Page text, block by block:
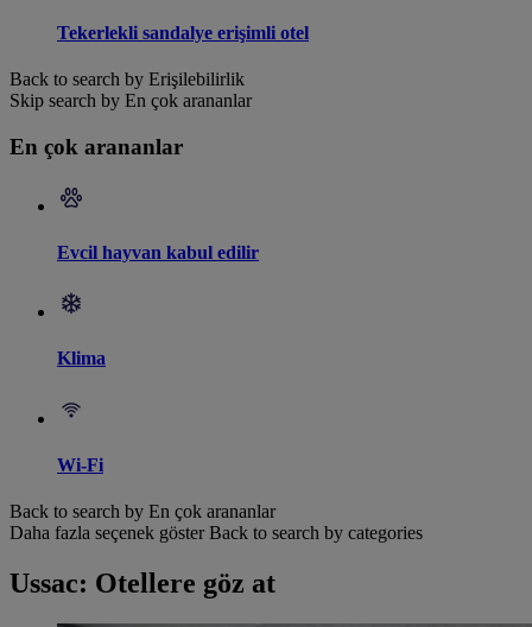
Tekerlekli sandalye erişimli otel
Back to search by Erişilebilirlik
Skip search by En çok arananlar
En çok arananlar
Evcil hayvan kabul edilir
Klima
Wi-Fi
Back to search by En çok arananlar
Daha fazla seçenek göster Back to search by categories
Ussac: Otellere göz at